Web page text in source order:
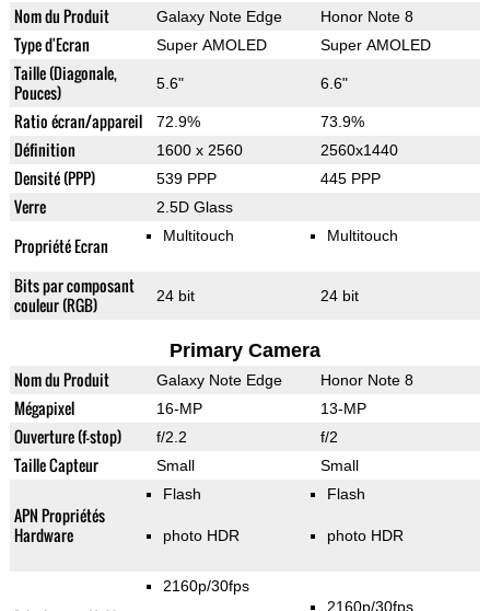
Nom du Produit Galaxy Note Edge Honor Note 8
Type d'Ecran Super AMOLED Super AMOLED
Taille (Diagonale,
Pouces)
5.6" 6.6"
Ratio écran/appareil 72.9% 73.9%
Définition 1600 x 2560 2560x1440
Densité (PPP) 539 PPP 445 PPP
Verre 2.5D Glass
Propriété Ecran Multitouch Multitouch
Bits par composant
couleur (RGB)
24 bit 24 bit
Primary Camera
Nom du Produit Galaxy Note Edge Honor Note 8
Mégapixel 16-MP 13-MP
Ouverture (f-stop) f/2.2 f/2
Taille Capteur Small Small
APN Propriétés
Hardware
Flash
photo HDR
Flash
photo HDR
2160p/30fps
2160p/30fps